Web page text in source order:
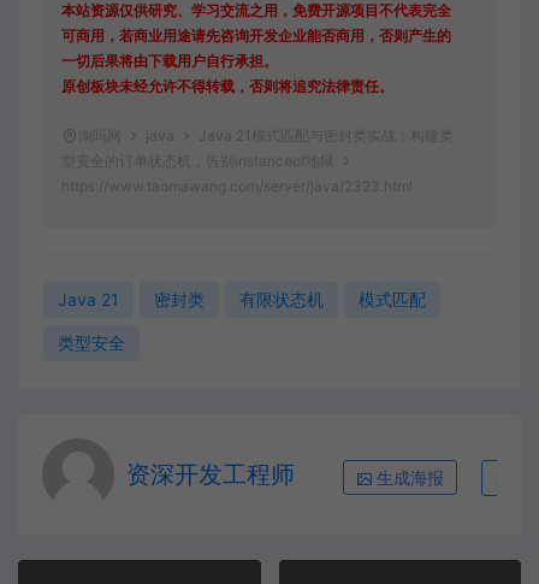
本站资源仅供研究、学习交流之用，免费开源项目不代表完全
可商用，若商业用途请先咨询开发企业能否商用，否则产生的
一切后果将由下载用户自行承担。
原创板块未经允许不得转载，否则将追究法律责任。
淘吗网 java
Java 21模式匹配与密封类实战：构建类
型安全的订单状态机，告别instanceof地狱
https://www.taomawang.com/server/java/2323.html
Java 21 密封类 有限状态机 模式匹配
类型安全
资深开发工程师 生成海报